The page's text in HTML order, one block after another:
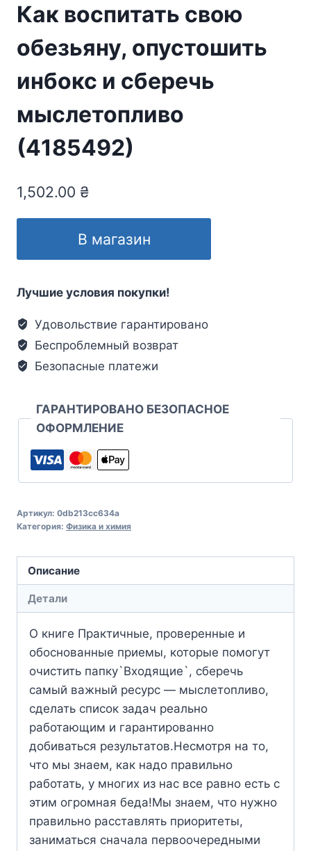
Как воспитать свою
обезьяну, опустошить
инбокс и сберечь
мыслетопливо
(4185492)
1,502.00 ₴
В магазин
Лучшие условия покупки!
Удовольствие гарантировано
Беспроблемный возврат
Безопасные платежи
ГАРАНТИРОВАНО БЕЗОПАСНОЕ
ОФОРМЛЕНИЕ
Артикул: 0db213cc634a
Категория: Физика и химия
Описание
Детали
О книге Практичные, проверенные и
обоснованные приемы, которые помогут
очистить папку`Входящие`, сберечь
самый важный ресурс — мыслетопливо,
сделать список задач реально
работающим и гарантированно
добиваться результатов.Несмотря на то,
что мы знаем, как надо правильно
работать, у многих из нас все равно есть с
этим огромная беда!Мы знаем, что нужно
правильно расставлять приоритеты,
заниматься сначала первоочередными